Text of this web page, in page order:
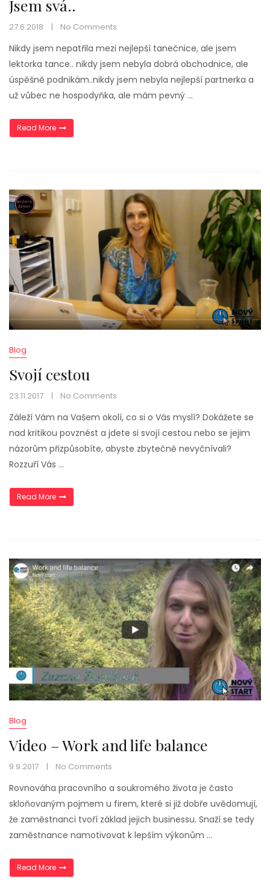
Jsem svá..
27.6.2018 No Comments
Nikdy jsem nepatřila mezi nejlepší tanečnice, ale jsem
lektorka tance.. nikdy jsem nebyla dobrá obchodnice, ale
úspěšně podnikám..nikdy jsem nebyla nejlepší partnerka a
už vůbec ne hospodyňka, ale mám pevný …
Read More„Jsem svá..“
Blog
Svojí cestou
23.11.2017 No Comments
Záleží Vám na Vašem okolí, co si o Vás myslí? Dokážete se
nad kritikou povznést a jdete si svojí cestou nebo se jejim
názorům přizpůsobíte, abyste zbytečně nevyčnívali?
Rozzuří Vás …
Read More„Svojí cestou“
Blog
Video – Work and life balance
9.9.2017 No Comments
Rovnováha pracovního a soukromého života je často
skloňovaným pojmem u firem, které si již dobře uvědomují,
že zaměstnanci tvoří základ jejich businessu. Snaží se tedy
zaměstnance namotivovat k lepším výkonům …
Read More„Video – Work and life balance“